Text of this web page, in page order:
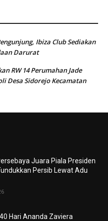
Ibiza Club Sediakan
Darurat
RW 14 Perumahan Jade
Desa Sidorejo Kecamatan
Juara Piala Presiden
Persib Lewat Adu
Hari Ananda Zaviera